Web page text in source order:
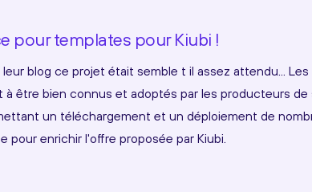
pour templates pour Kiubi !
blog ce projet était semble t il assez attendu...
être bien connus et adoptés par les producteurs de
un téléchargement et un déploiement de
enrichir l'offre proposée par Kiubi.